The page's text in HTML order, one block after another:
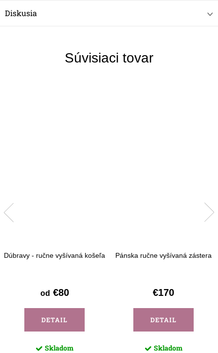
Diskusia
Súvisiaci tovar
Dúbravy - ručne vyšívaná košeľa
od €80
DETAIL
Skladom
Pánska ručne vyšívaná zástera
€170
DETAIL
Skladom